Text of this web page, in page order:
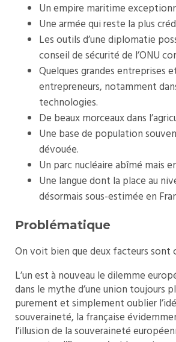
Un empire maritime
Une armée qui reste la plus
Les outils d’une diplomatie
conseil de sécurité de l’ONU
Quelques grandes entreprises
entrepreneurs, notamment
technologies.
De beaux morceaux dans
Une base de population
dévouée.
Un parc nucléaire abîmé mais
Une langue dont la place au
désormais sous-estimée en
Problématique
On voit bien que deux facteurs sont
L’un est à nouveau le dilemme
dans le mythe d’une union toujours
purement et simplement oublier
souveraineté, la française
l’illusion de la souveraineté